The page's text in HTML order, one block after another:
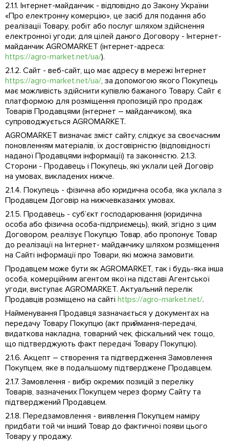
2.1.1. Інтернет-майданчик - відповідно до Закону України
«Про електронну комерцію», це засіб для подання або
реалізації Товару, робіт або послуг шляхом здійснення
електронної угоди; для цілей даного Договору - Інтернет-
майданчик AGROMARKET (інтернет-адреса:
https://agro-market.net/ua/).
2.1.2. Сайт - веб-сайт, що має адресу в мережі Інтернет
https://agro-market.net/ua/, за допомогою якого Покупець
має можливість здійснити купівлю бажаного Товару. Сайт є
платформою для розміщення пропозицій про продаж
Товарів Продавцями (інтернет – майданчиком), яка
супроводжується AGROMARKET.
AGROMARKET визначає зміст сайту, слідкує за своєчасним
поновленням матеріалів, їх достовірністю (відповідності
наданої Продавцями інформації) та законністю. 2.1.3.
Сторони - Продавець і Покупець, які уклали цей Договір
на умовах, викладених нижче.
2.1.4. Покупець - фізична або юридична особа, яка уклала з
Продавцем Договір на нижчевказаних умовах.
2.1.5. Продавець - суб’єкт господарювання (юридична
особа або фізична особа-підприємець), який, згідно з цим
Договором, реалізує Покупцю Товар, або пропонує Товар
до реалізації на Інтернет- майданчику шляхом розміщення
на Сайті інформації про Товари, які можна замовити.
Продавцем може бути як AGROMARKET, так і будь-яка інша
особа, комерційним агентом якої на підставі Агентської
угоди, виступає AGROMARKET. Актуальний перелік
Продавців розміщено на сайті https://agro-market.net/.
Найменування Продавця зазначається у документах на
передачу Товару Покупцю (акт приймання-передачі,
видаткова накладна, товарний чек, фіскальний чек тощо,
що підтверджують факт передачі Товару Покупцю).
2.1.6. Акцепт – створення та підтвердження Замовлення
Покупцем, яке в подальшому підтверджене Продавцем.
2.1.7. Замовлення - вибір окремих позицій з переліку
Товарів, зазначених Покупцем через форму Сайту та
підтверджений Продавцем.
2.1.8. Передзамовлення - виявлення Покупцем наміру
придбати той чи інший Товар до фактичної появи цього
Товару у продажу.